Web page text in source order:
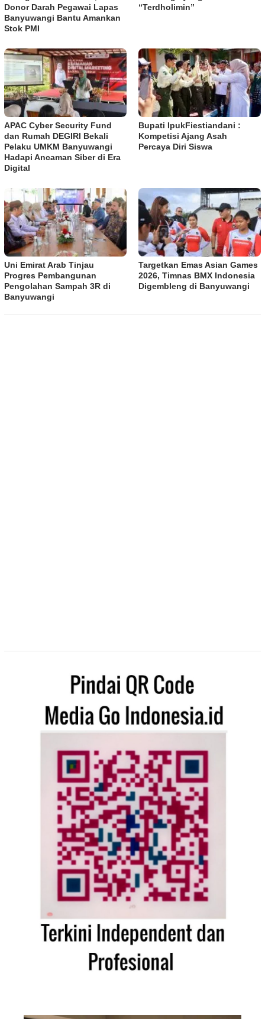
Donor Darah Pegawai Lapas
Banyuwangi Bantu Amankan
Stok PMI
“Terdholimin”
APAC Cyber Security Fund
dan Rumah DEGIRI Bekali
Pelaku UMKM Banyuwangi
Hadapi Ancaman Siber di Era
Digital
Bupati IpukFiestiandani :
Kompetisi Ajang Asah
Percaya Diri Siswa
Uni Emirat Arab Tinjau
Progres Pembangunan
Pengolahan Sampah 3R di
Banyuwangi
Targetkan Emas Asian Games
2026, Timnas BMX Indonesia
Digembleng di Banyuwangi